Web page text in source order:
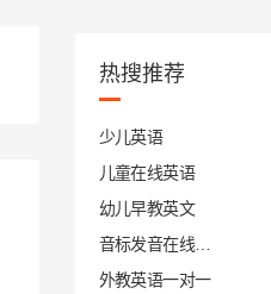
热搜推荐
少儿英语
儿童在线英语
幼儿早教英文
外教英语一对一